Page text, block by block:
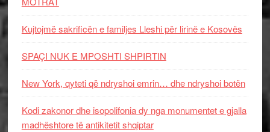
Kujtojmë sakrificën e familjes Lleshi për lirinë e Kosovës
SPAÇI NUK E MPOSHTI SHPIRTIN
New York, qyteti që ndryshoi emrin… dhe ndryshoi botën
Kodi zakonor dhe isopolifonia dy nga monumentet e gjalla
madhështore të antikitetit shqiptar